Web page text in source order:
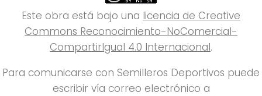
Este obra está bajo una licencia de Creative
Commons Reconocimiento-NoComercial-
CompartirIgual 4.0 Internacional.
Para comunicarse con Semilleros Deportivos puede
escribir vía correo electrónico a